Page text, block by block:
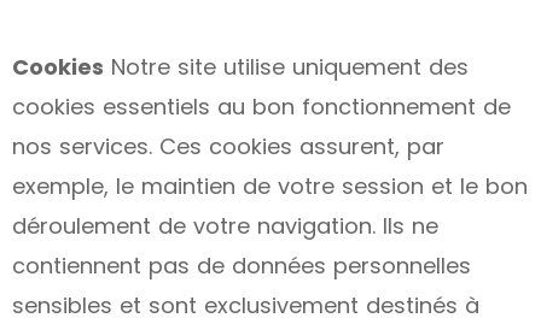
Cookies Notre site utilise uniquement des
cookies essentiels au bon fonctionnement de
nos services. Ces cookies assurent, par
exemple, le maintien de votre session et le bon
déroulement de votre navigation. Ils ne
contiennent pas de données personnelles
sensibles et sont exclusivement destinés à